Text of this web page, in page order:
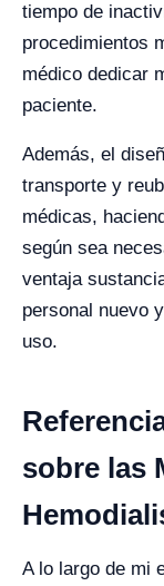
tiempo de
procedimientos
médico dedicar
paciente.
Además, el
transporte y
médicas,
según sea
ventaja
personal nuevo
uso.
sobre las
A lo largo de mi